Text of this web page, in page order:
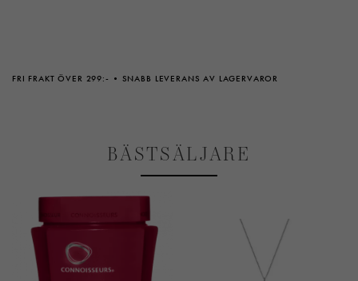
FRI FRAKT ÖVER 299:- SNABB LEVERANS AV LAGERVAROR
BÄSTSÄLJARE